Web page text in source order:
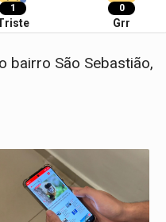
1 0
Grr
bairro São Sebastião,